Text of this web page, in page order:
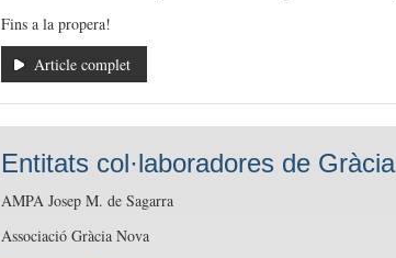
Fins a la propera!
Article complet
Entitats col·laboradores de Gràcia
AMPA Josep M. de Sagarra
Associació Gràcia Nova